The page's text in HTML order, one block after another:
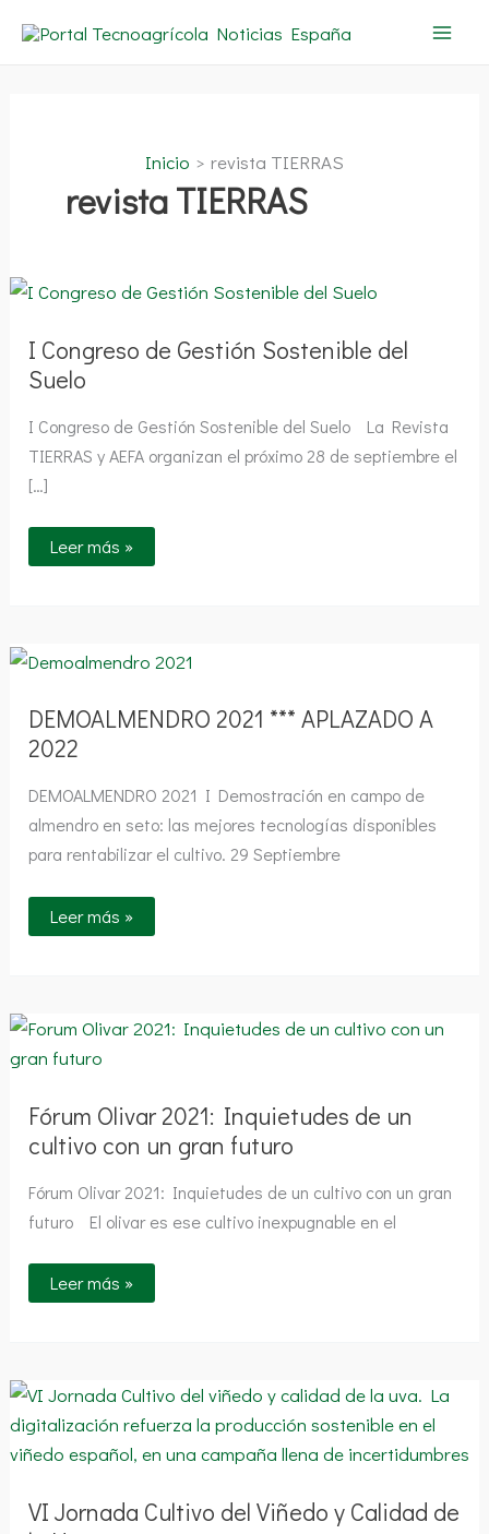
Inicio revista TIERRAS
revista TIERRAS
I Congreso de Gestión Sostenible del
Suelo
I Congreso de Gestión Sostenible del Suelo La Revista
TIERRAS y AEFA organizan el próximo 28 de septiembre el
[…]
Congreso
Sostenible
del
Suelo
Leer más »
DEMOALMENDRO 2021 *** APLAZADO A
2022
DEMOALMENDRO 2021 I Demostración en campo de
almendro en seto: las mejores tecnologías disponibles
para rentabilizar el cultivo. 29 Septiembre
DEMOALMENDRO
2021
A
2022
Leer más »
Fórum Olivar 2021: Inquietudes de un
cultivo con un gran futuro
Fórum Olivar 2021: Inquietudes de un cultivo con un gran
futuro El olivar es ese cultivo inexpugnable en el
Fórum
Olivar
2021:
un
cultivo
con
un
futuro
Leer más »
VI Jornada Cultivo del Viñedo y Calidad de
VI
Jornada
Cultivo
Viñedo
de
la